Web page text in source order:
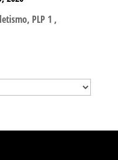
PLP 1 ,